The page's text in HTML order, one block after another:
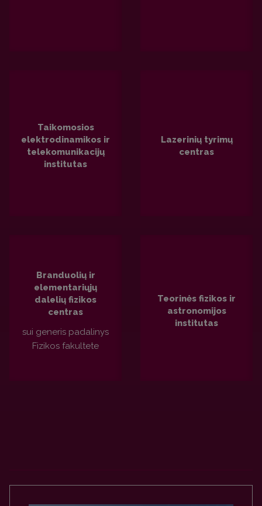
Lazerinių tyrimų
centras
Taikomosios
elektrodinamikos ir
telekomunikacijų
institutas
Teorinės fizikos ir
astronomijos
institutas
Branduolių ir
elementariųjų
dalelių fizikos
centras
sui generis padalinys
Fizikos fakultete